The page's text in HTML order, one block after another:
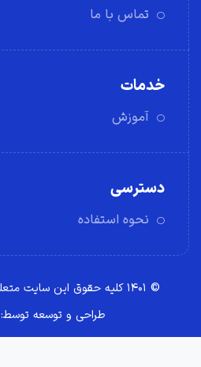
تماس با ما
خدمات
آموزش
دسترسی
نحوه استفاده
© ۱۴۰۱ کلیه حقوق این سایت متعلق به بیستکس می‌باشد
طراحی و توسعه توسط: